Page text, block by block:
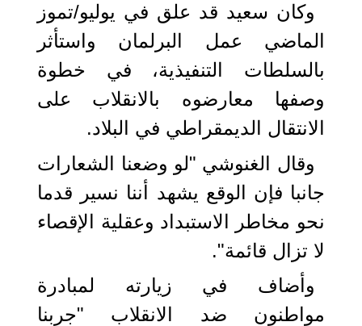
وكان سعيد قد علق في يوليو/تموز
الماضي عمل البرلمان واستأثر
بالسلطات التنفيذية، في خطوة
وصفها معارضوه بالانقلاب على
الانتقال الديمقراطي في البلاد.
وقال الغنوشي "لو وضعنا الشعارات
جانبا فإن الوقع يشهد أننا نسير قدما
نحو مخاطر الاستبداد وعقلية الإقصاء
لا تزال قائمة".
وأضاف في زيارته لمبادرة
مواطنون ضد الانقلاب "جربنا